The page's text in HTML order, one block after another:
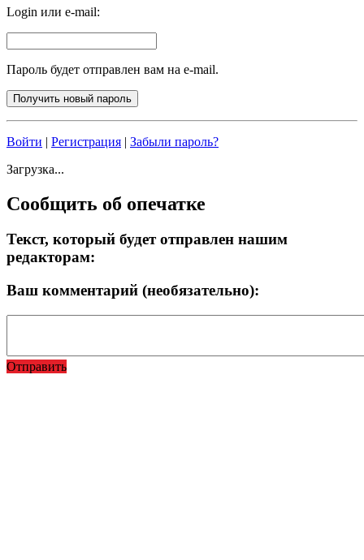
Login или e-mail:
Пароль будет отправлен вам на e-mail.
Войти | Регистрация | Забыли пароль?
Загрузка...
Сообщить об опечатке
Текст, который будет отправлен нашим
редакторам:
Ваш комментарий (необязательно):
Отправить